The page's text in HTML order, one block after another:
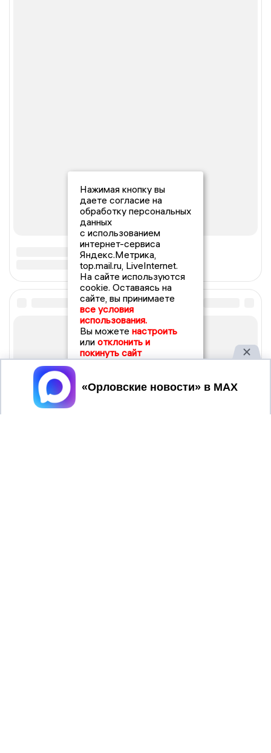
Нажимая кнопку вы
даете согласие на
обработку персональных
данных
с использованием
интернет-сервиса
Яндекс.Метрика,
top.mail.ru, LiveInternet.
На сайте используются
cookie. Оставаясь на
сайте, вы принимаете
все условия
использования.
Вы можете настроить
или отклонить и
покинуть сайт
Принять